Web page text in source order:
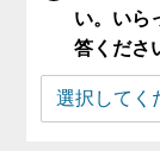
い。いら
答くださ